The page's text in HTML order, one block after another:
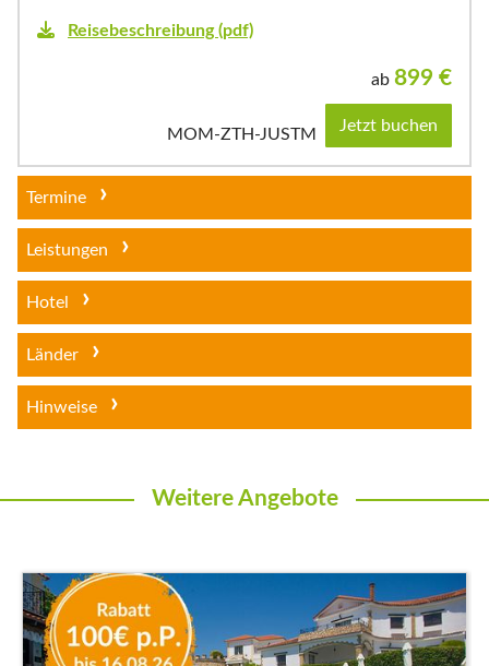
Reisebeschreibung (pdf)
ab 899 €
MOM-ZTH-JUSTM Jetzt buchen
Termine
Leistungen
Hotel
Länder
Hinweise
Weitere Angebote